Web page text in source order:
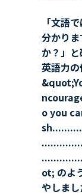
「文語
分かり
か？」
英語力の
o you
ot; のよ
やしまし